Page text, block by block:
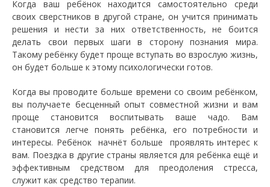
Когда ваш ребёнок находится самостоятельно среди
своих сверстников в другой стране, он учится принимать
решения и нести за них ответственность, не боится
делать свои первых шаги в сторону познания мира.
Такому ребёнку будет проще вступать во взрослую жизнь,
он будет больше к этому психологически готов.
Когда вы проводите больше времени со своим ребёнком,
вы получаете бесценный опыт совместной жизни и вам
проще становится воспитывать ваше чадо. Вам
становится легче понять ребёнка, его потребности и
интересы. Ребёнок начнёт больше проявлять интерес к
вам. Поездка в другие страны является для ребёнка ещё и
эффективным средством для преодоления стресса,
служит как средство терапии.